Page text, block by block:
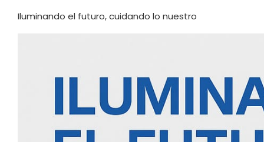
Iluminando el futuro, cuidando lo nuestro